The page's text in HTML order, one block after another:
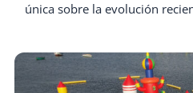
única sobre la evolución